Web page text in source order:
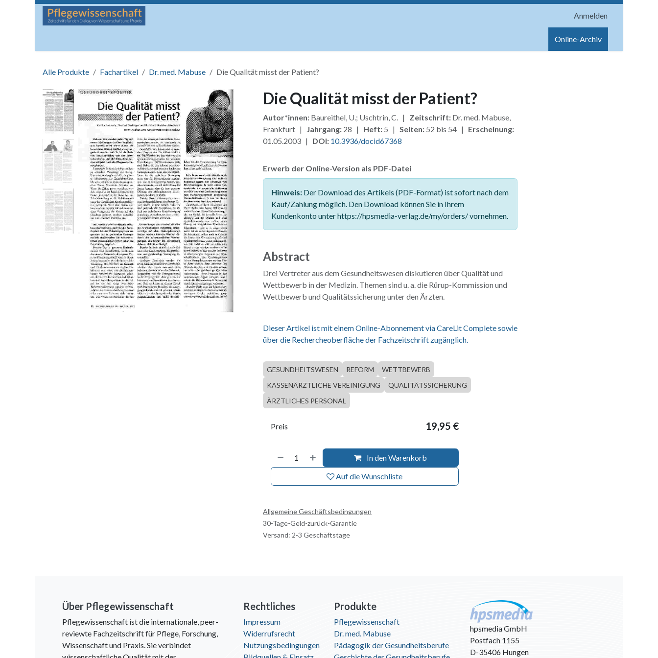
Zum Inhalt springen
Anmelden
Online-Archiv
Alle Produkte Fachartikel Dr. med. Mabuse Die Qualität misst der Patient?
Die Qualität misst der Patient?
Autor*innen:Baureithel, U.; Uschtrin, C. | Zeitschrift:Dr. med. Mabuse,
Frankfurt | Jahrgang:28 | Heft:5 | Seiten:52 bis 54 | Erscheinung:
01.05.2003 | DOI: 10.3936/docid67368
Erwerb der Online-Version als PDF-Datei
Hinweis:Der Download des Artikels (PDF-Format) ist sofort nach dem
Kauf/Zahlung möglich. Den Download können Sie in Ihrem
Kundenkonto unter https://hpsmedia-verlag.de/my/orders/ vornehmen.
Abstract
Drei Vertreter aus dem Gesundheitswesen diskutieren über Qualität und
Wettbewerb in der Medizin. Themen sind u. a. die Rürup-Kommission und
Wettbewerb und Qualitätssicherung unter den Ärzten.
Dieser Artikel ist mit einem Online-Abonnement via CareLit Complete sowie
über die Rechercheoberfläche der Fachzeitschrift zugänglich.
GESUNDHEITSWESEN REFORM
WETTBEWERB
KASSENÄRZTLICHE VEREINIGUNG
QUALITÄTSSICHERUNG
ÄRZTLICHES PERSONAL
In den Warenkorb
Auf die Wunschliste
Preis 19,95 €
Allgemeine Geschäftsbedingungen
30-Tage-Geld-zurück-Garantie
Versand: 2-3 Geschäftstage
Über Pflegewissenschaft
Pflegewissenschaft ist die internationale, peer-
reviewte Fachzeitschrift für Pflege, Forschung,
Wissenschaft und Praxis. Sie verbindet
Rechtliches
Impressum
Widerrufsrecht
Nutzungsbedingungen
Produkte
Pflegewissenschaft
Dr. med. Mabuse
Pädagogik der Gesundheitsberufe
hpsmedia GmbH
Postfach 1155
D-35406 Hungen